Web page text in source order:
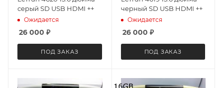
серый SD USB HDMI ++
Ожидается
26 000 ₽
ПОД ЗАКАЗ
черный SD USB HDMI ++
Ожидается
26 000 ₽
ПОД ЗАКАЗ